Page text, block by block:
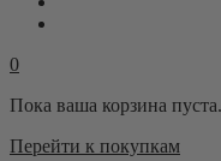
0
Пока ваша корзина пуста.
Перейти к покупкам